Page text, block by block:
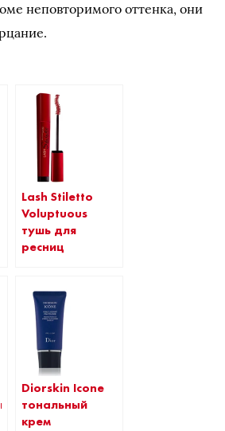
неповторимого оттенка, они
Lash Stiletto
Voluptuous
тушь для
ресниц
Diorskin Icone
тональный
крем